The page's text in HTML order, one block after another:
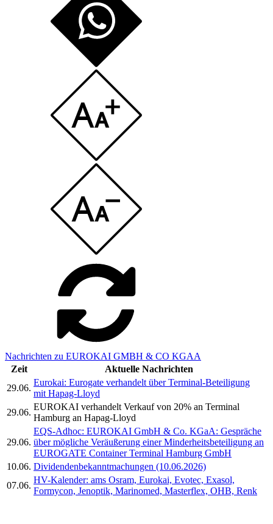
Nachrichten zu EUROKAI GMBH & CO KGAA
Zeit
Aktuelle Nachrichten
29.06.
Eurokai: Eurogate verhandelt über Terminal-Beteiligung
mit Hapag-Lloyd
29.06.
EUROKAI verhandelt Verkauf von 20% an Terminal
Hamburg an Hapag-Lloyd
29.06.
EQS-Adhoc: EUROKAI GmbH & Co. KGaA: Gespräche
über mögliche Veräußerung einer Minderheitsbeteiligung an
EUROGATE Container Terminal Hamburg GmbH
10.06. Dividendenbekanntmachungen (10.06.2026)
07.06.
HV-Kalender: ams Osram, Eurokai, Evotec, Exasol,
Formycon, Jenoptik, Marinomed, Masterflex, OHB, Renk